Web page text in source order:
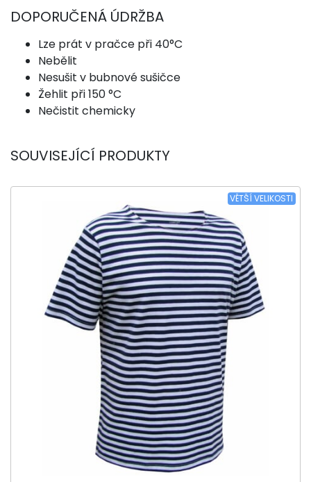
DOPORUČENÁ ÚDRŽBA
Lze prát v pračce při 40°C
Nebělit
Nesušit v bubnové sušičce
Žehlit při 150 °C
Nečistit chemicky
SOUVISEJÍCÍ PRODUKTY
VĚTŠÍ VELIKOSTI